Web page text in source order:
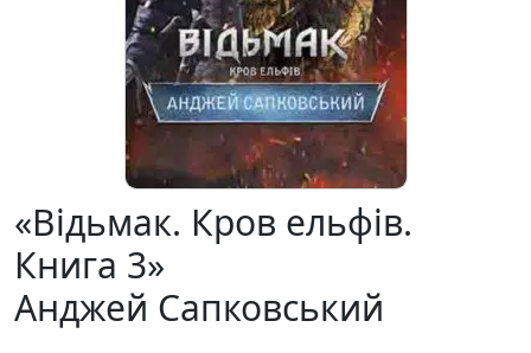
«Відьмак. Кров ельфів.
Книга 3»
Анджей Сапковський